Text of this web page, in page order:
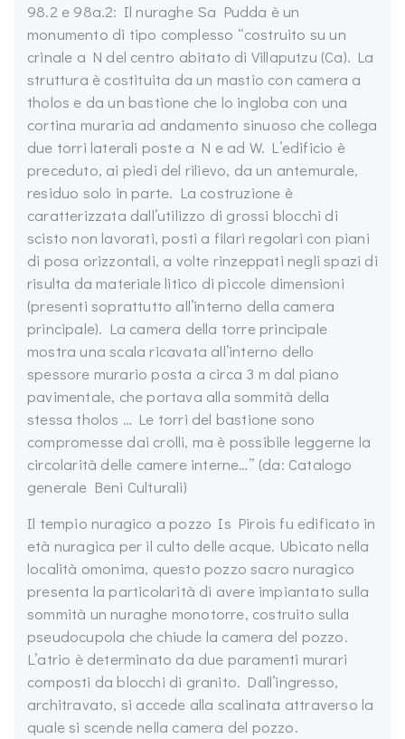
98.2 e 98a.2: Il nuraghe Sa Pudda è un
monumento di tipo complesso “costruito su un
crinale a N del centro abitato di Villaputzu (Ca). La
struttura è costituita da un mastio con camera a
tholos e da un bastione che lo ingloba con una
cortina muraria ad andamento sinuoso che collega
due torri laterali poste a N e ad W. L’edificio è
preceduto, ai piedi del rilievo, da un antemurale,
residuo solo in parte. La costruzione è
caratterizzata dall’utilizzo di grossi blocchi di
scisto non lavorati, posti a filari regolari con piani
di posa orizzontali, a volte rinzeppati negli spazi di
risulta da materiale litico di piccole dimensioni
(presenti soprattutto all’interno della camera
principale). La camera della torre principale
mostra una scala ricavata all’interno dello
spessore murario posta a circa 3 m dal piano
pavimentale, che portava alla sommità della
stessa tholos … Le torri del bastione sono
compromesse dai crolli, ma è possibile leggerne la
circolarità delle camere interne…” (da: Catalogo
generale Beni Culturali)
Il tempio nuragico a pozzo Is Pirois fu edificato in
età nuragica per il culto delle acque. Ubicato nella
località omonima, questo pozzo sacro nuragico
presenta la particolarità di avere impiantato sulla
sommità un nuraghe monotorre, costruito sulla
pseudocupola che chiude la camera del pozzo.
L’atrio è determinato da due paramenti murari
composti da blocchi di granito. Dall’ingresso,
architravato, si accede alla scalinata attraverso la
quale si scende nella camera del pozzo.